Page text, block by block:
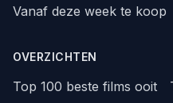
Vanaf deze week te koop
OVERZICHTEN
Top 100 beste films ooit